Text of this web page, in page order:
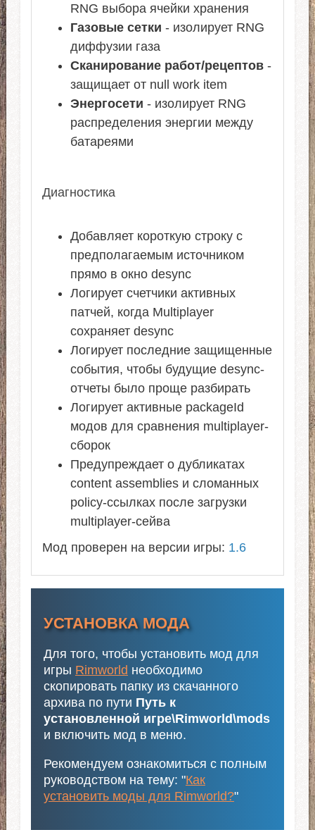
RNG выбора ячейки хранения
Газовые сетки - изолирует RNG
диффузии газа
Сканирование работ/рецептов-
защищает от null work item
Энергосети - изолирует RNG
распределения энергии между
батареями
Диагностика
Добавляет короткую строку с
предполагаемым источником
прямо в окно desync
Логирует счетчики активных
патчей, когда Multiplayer
сохраняет desync
Логирует последние защищенные
события, чтобы будущие desync-
отчеты было проще разбирать
Логирует активные packageId
модов для сравнения multiplayer-
сборок
Предупреждает о дубликатах
content assemblies и сломанных
policy-ссылках после загрузки
multiplayer-сейва
Мод проверен на версии игры: 1.6
УСТАНОВКА МОДА
Для того, чтобы установить мод для
игры Rimworld необходимо
скопировать папку из скачанного
архива по пути Путь к
установленной игре\Rimworld\mods
и включить мод в меню.
Рекомендуем ознакомиться с полным
руководством на тему: "Как
установить моды для Rimworld?"